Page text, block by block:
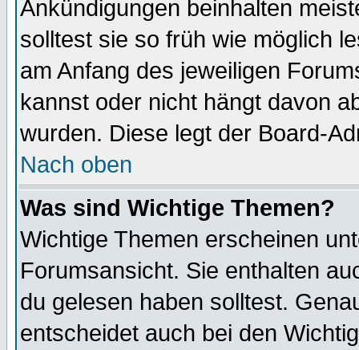
Ankündigungen beinhalten
solltest sie so früh wie möglich
am Anfang des jeweiligen
kannst oder nicht hängt davon
wurden. Diese legt der Board-
Nach oben
Was sind Wichtige Themen?
Wichtige Themen erscheinen
Forumsansicht. Sie enthalten
du gelesen haben solltest.
entscheidet auch bei den